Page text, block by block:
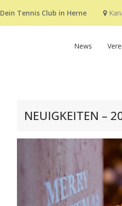
Dein Tennis Club in Herne
News
NEUIGKEITEN –